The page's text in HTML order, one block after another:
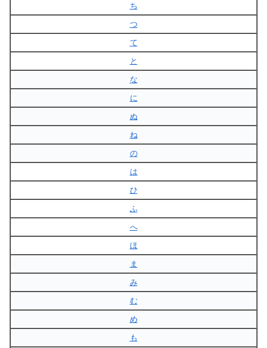
ち
つ
て
と
な
に
ぬ
ね
の
は
ひ
ふ
へ
ほ
ま
み
む
め
も